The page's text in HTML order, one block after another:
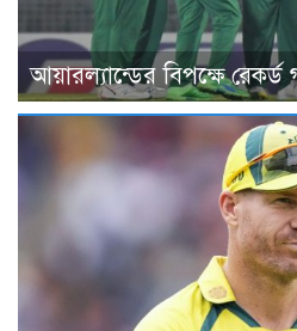
আয়ারল্যান্ডের বিপক্ষে